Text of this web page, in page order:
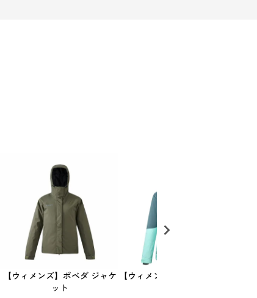
【ウィメンズ】ポベダ ジャケ
ット
【ウィメンズ】ナロ ジャケッ